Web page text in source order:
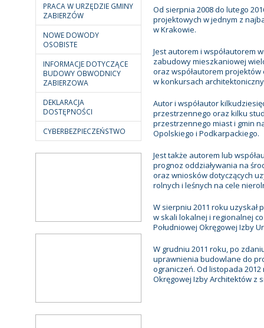
PRACA W URZĘDZIE GMINY
ZABIERZÓW
NOWE DOWODY
OSOBISTE
INFORMACJE DOTYCZĄCE
BUDOWY OBWODNICY
ZABIERZOWA
DEKLARACJA
DOSTĘPNOŚCI
CYBERBEZPIECZEŃSTWO
Od sierpnia 2008 do lutego
projektowych w jednym z
w Krakowie.
Jest autorem i współautorem
zabudowy mieszkaniowej
oraz współautorem
w konkursach
Autor i współautor
przestrzennego oraz kilku
przestrzennego miast i gmin
Opolskiego i Podkarpackiego.
Jest także autorem lub
prognoz oddziaływania na
oraz wniosków dotyczących
rolnych i leśnych na cele
W sierpniu 2011 roku
w skali lokalnej i regionalnej
Południowej Okręgowej Izby
W grudniu 2011 roku, po
uprawnienia budowlane do
ograniczeń. Od listopada
Okręgowej Izby Architektów z